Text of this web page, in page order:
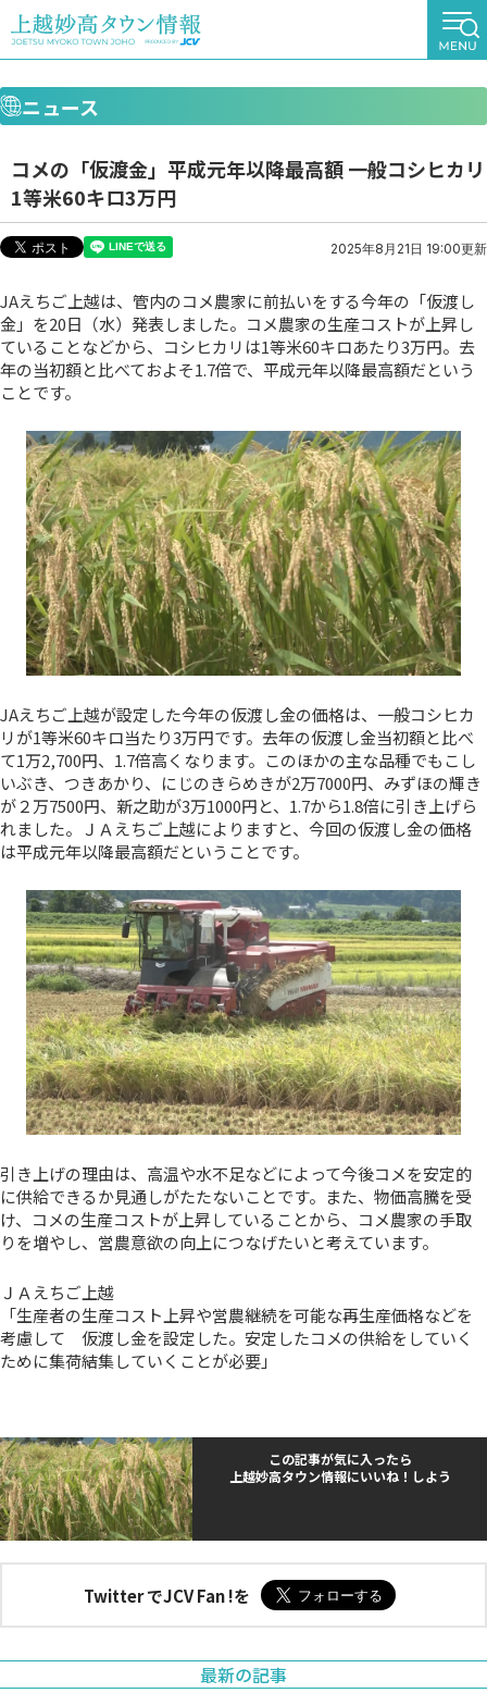
ニュース
コメの「仮渡金」平成元年以降最高額 一般コシヒカリ
1等米60キロ3万円
2025年8月21日 19:00更新
JAえちご上越は、管内のコメ農家に前払いをする今年の「仮渡し
金」を20日（水）発表しました。コメ農家の生産コストが上昇し
ていることなどから、コシヒカリは1等米60キロあたり3万円。去
年の当初額と比べておよそ1.7倍で、平成元年以降最高額だという
ことです。
JAえちご上越が設定した今年の仮渡し金の価格は、一般コシヒカ
リが1等米60キロ当たり3万円です。去年の仮渡し金当初額と比べ
て1万2,700円、1.7倍高くなります。このほかの主な品種でもこし
いぶき、つきあかり、にじのきらめきが2万7000円、みずほの輝き
が２万7500円、新之助が3万1000円と、1.7から1.8倍に引き上げら
れました。ＪＡえちご上越によりますと、今回の仮渡し金の価格
は平成元年以降最高額だということです。
引き上げの理由は、高温や水不足などによって今後コメを安定的
に供給できるか見通しがたたないことです。また、物価高騰を受
け、コメの生産コストが上昇していることから、コメ農家の手取
りを増やし、営農意欲の向上につなげたいと考えています。
ＪＡえちご上越
「生産者の生産コスト上昇や営農継続を可能な再生産価格などを
考慮して 仮渡し金を設定した。安定したコメの供給をしていく
ために集荷結集していくことが必要」
この記事が気に入ったら
上越妙高タウン情報にいいね！しよう
Twitter でJCV Fan !を
最新の記事